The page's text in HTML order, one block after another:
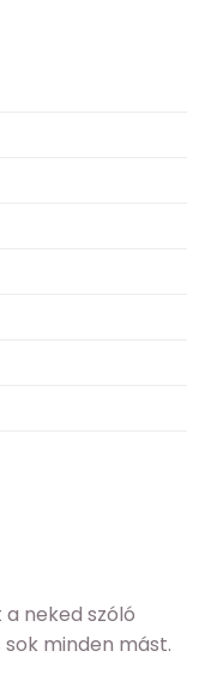
neked szóló
minden mást.